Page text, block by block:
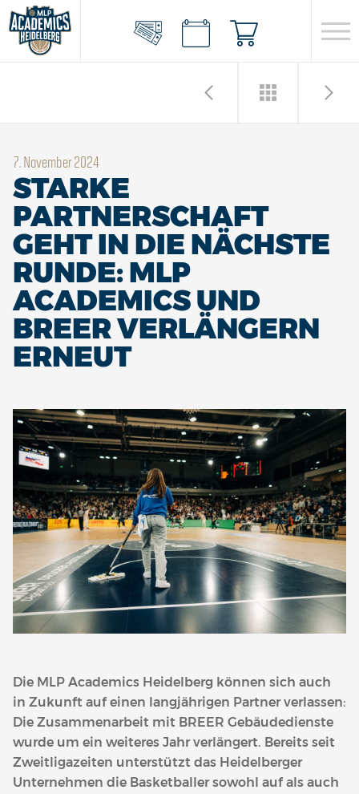
7. November 2024
STARKE
PARTNERSCHAFT
GEHT IN DIE NÄCHSTE
RUNDE: MLP
ACADEMICS UND
BREER VERLÄNGERN
ERNEUT
Die MLP Academics Heidelberg können sich auch
in Zukunft auf einen langjährigen Partner verlassen:
Die Zusammenarbeit mit BREER Gebäudedienste
wurde um ein weiteres Jahr verlängert. Bereits seit
Zweitligazeiten unterstützt das Heidelberger
Unternehmen die Basketballer sowohl auf als auch